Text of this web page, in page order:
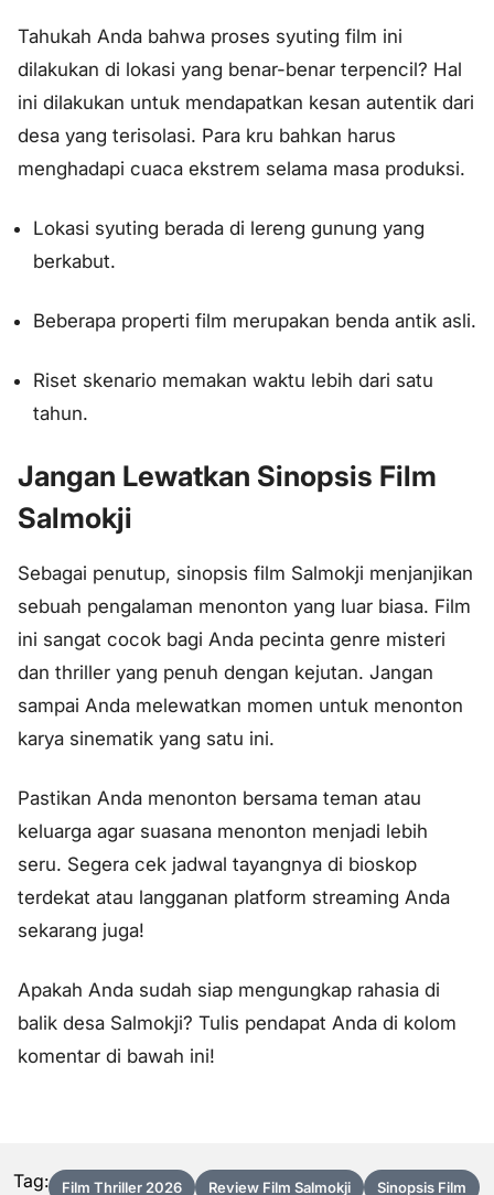
Tahukah Anda bahwa proses syuting film ini
dilakukan di lokasi yang benar-benar terpencil? Hal
ini dilakukan untuk mendapatkan kesan autentik dari
desa yang terisolasi. Para kru bahkan harus
menghadapi cuaca ekstrem selama masa produksi.
Lokasi syuting berada di lereng gunung yang
berkabut.
Beberapa properti film merupakan benda antik asli.
Riset skenario memakan waktu lebih dari satu
tahun.
Jangan Lewatkan Sinopsis Film
Salmokji
Sebagai penutup, sinopsis film Salmokji menjanjikan
sebuah pengalaman menonton yang luar biasa. Film
ini sangat cocok bagi Anda pecinta genre misteri
dan thriller yang penuh dengan kejutan. Jangan
sampai Anda melewatkan momen untuk menonton
karya sinematik yang satu ini.
Pastikan Anda menonton bersama teman atau
keluarga agar suasana menonton menjadi lebih
seru. Segera cek jadwal tayangnya di bioskop
terdekat atau langganan platform streaming Anda
sekarang juga!
Apakah Anda sudah siap mengungkap rahasia di
balik desa Salmokji? Tulis pendapat Anda di kolom
komentar di bawah ini!
Tag: Film Thriller 2026 Review Film Salmokji Sinopsis Film